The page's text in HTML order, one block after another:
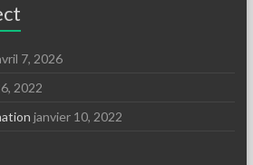
7, 2026
2022
janvier 10, 2022